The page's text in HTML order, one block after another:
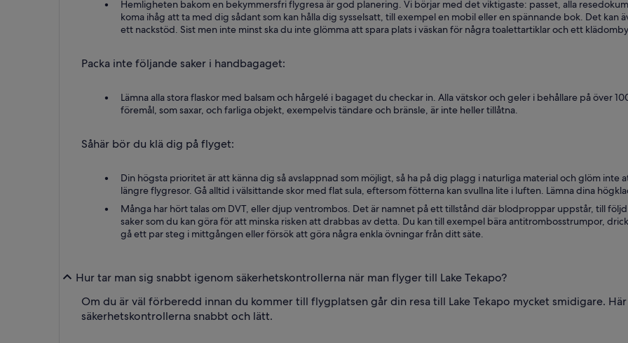
Hemligheten bakom en bekymmersfri flygresa är god planering. Vi börjar med det viktigaste: passet, alla
koma ihåg att ta med dig sådant som kan hålla dig sysselsatt, till exempel en mobil eller en spännande bok. Det kan
ett nackstöd. Sist men inte minst ska du inte glömma att spara plats i väskan för några toalettartiklar och ett
Packa inte följande saker i handbagaget:
Lämna alla stora flaskor med balsam och hårgelé i bagaget du checkar in. Alla vätskor och geler i behållare på över
föremål, som saxar, och farliga objekt, exempelvis tändare och bränsle, är inte heller tillåtna.
Såhär bör du klä dig på flyget:
Din högsta prioritet är att känna dig så avslappnad som möjligt, så ha på dig plagg i naturliga material och glöm
längre flygresor. Gå alltid i välsittande skor med flat sula, eftersom fötterna kan svullna lite i luften. Lämna dina
Många har hört talas om DVT, eller djup ventrombos. Det är namnet på ett tillstånd där blodproppar uppstår, till
saker som du kan göra för att minska risken att drabbas av detta. Du kan till exempel bära antitrombosstrumpor,
gå ett par steg i mittgången eller försök att göra några enkla övningar från ditt säte.
Hur tar man sig snabbt igenom säkerhetskontrollerna när man flyger till Lake Tekapo?
Om du är väl förberedd innan du kommer till flygplatsen går din resa till Lake Tekapo mycket smidigare.
säkerhetskontrollerna snabbt och lätt.